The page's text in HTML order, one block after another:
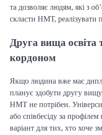
та дозволяє людям, які з
скласти НМТ, реалізувати
Друга вища освіта
кордоном
Якщо людина вже має
планує здобути другу
НМТ не потрібен.
або співбесіду за
варіант для тих, хто хоче